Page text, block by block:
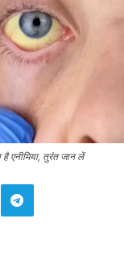
एनीमिया, तुरंत जान लें